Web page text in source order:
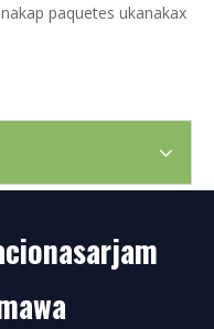
paquetes ukanakax